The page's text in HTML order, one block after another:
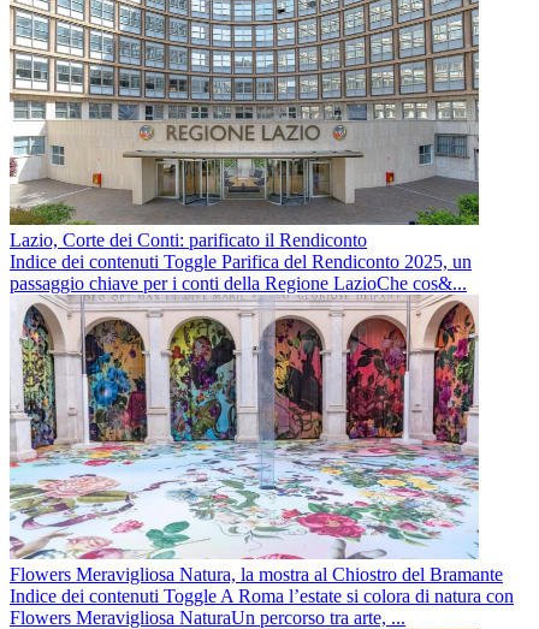
Lazio, Corte dei Conti: parificato il Rendiconto
Indice dei contenuti Toggle Parifica del Rendiconto 2025, un
passaggio chiave per i conti della Regione LazioChe cos&...
Flowers Meravigliosa Natura, la mostra al Chiostro del Bramante
Indice dei contenuti Toggle A Roma l’estate si colora di natura con
Flowers Meravigliosa NaturaUn percorso tra arte, ...